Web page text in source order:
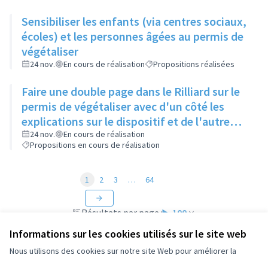
Informations sur les cookies utilisés sur le site web
Nous utilisons des cookies sur notre site Web pour améliorer la
Sensibiliser les enfants (via centres sociaux,
écoles) et les personnes âgées au permis de
végétaliser
24 nov. En cours de réalisation Propositions réalisées
Faire une double page dans le Rilliard sur le
permis de végétaliser avec d'un côté les
explications sur le dispositif et de l'autre
côté des exemples concrets de lieux à
investir
24 nov.
En cours de réalisation
Propositions en cours de réalisation
Résultats par page : 100
1 2 3 … 64